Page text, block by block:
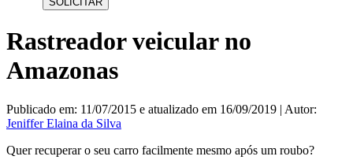
Rastreador veicular no
Amazonas
Publicado em: 11/07/2015 e atualizado em 16/09/2019 | Autor:
Jeniffer Elaina da Silva
Quer recuperar o seu carro facilmente mesmo após um roubo?